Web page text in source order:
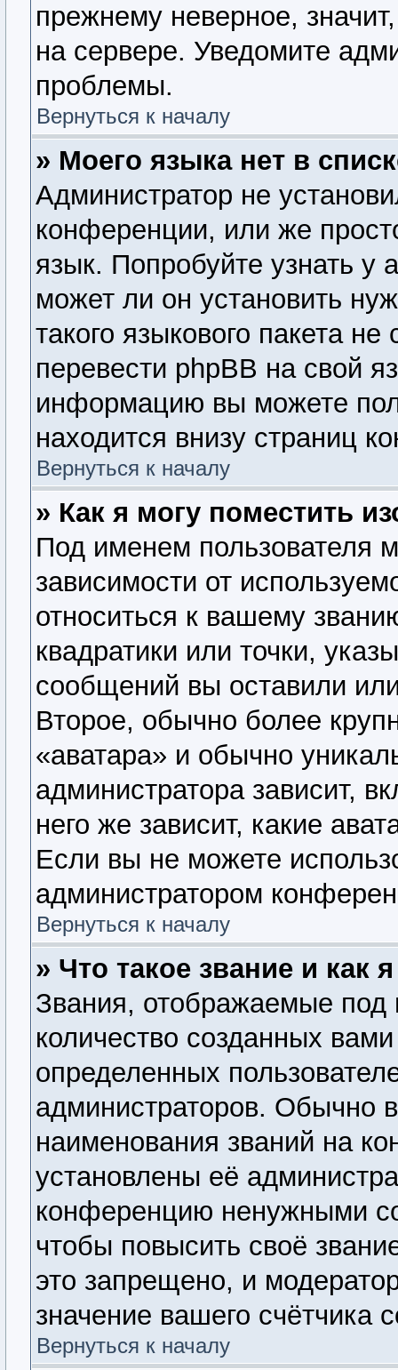
прежнему неверное,
на сервере. Уведомите
проблемы.
Вернуться к началу
» Моего языка нет в
Администратор не
конференции, или же
язык. Попробуйте узнать у
может ли он установить
такого языкового пакета
перевести phpBB на свой
информацию вы можете
находится внизу страниц
Вернуться к началу
» Как я могу поместить
Под именем пользователя
зависимости от
относиться к вашему
квадратики или точки,
сообщений вы оставили
Второе, обычно более
«аватара» и обычно
администратора зависит,
него же зависит, какие
Если вы не можете
администратором
Вернуться к началу
» Что такое звание и как
Звания, отображаемые
количество созданных
определенных
администраторов. Обычно
наименования званий на
установлены её
конференцию ненужными
чтобы повысить своё
это запрещено, и
значение вашего счётчика
Вернуться к началу